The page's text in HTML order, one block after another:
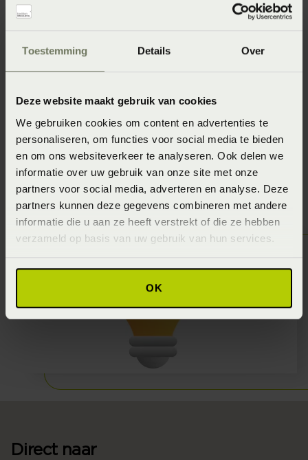
Toestemming Details Over
Deze website maakt gebruik van cookies
We gebruiken cookies om content en advertenties te
personaliseren, om functies voor social media te bieden
en om ons websiteverkeer te analyseren. Ook delen we
informatie over uw gebruik van onze site met onze
partners voor social media, adverteren en analyse. Deze
partners kunnen deze gegevens combineren met andere
informatie die u aan ze heeft verstrekt of die ze hebben
verzameld op basis van uw gebruik van hun services.
OK
en dat is meer dan terecht. Een matras is heel
Bodegraven staat daarom voor je klaar om er samen met
jou achter te komen welk matras het beste bij jou past.
Beddenspecialist Kalkman Bodegraven?
Vraag de Slaapgedrag Thuismeting aan
Direct naar